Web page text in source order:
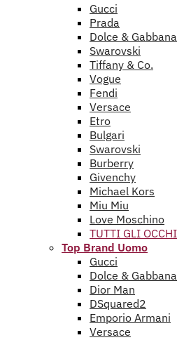
Gucci
Prada
Dolce & Gabbana
Swarovski
Tiffany & Co.
Vogue
Fendi
Versace
Etro
Bulgari
Swarovski
Burberry
Givenchy
Michael Kors
Miu Miu
Love Moschino
TUTTI GLI
Top Brand Uomo
Gucci
Dolce & Gabbana
Dior Man
DSquared2
Emporio Armani
Versace